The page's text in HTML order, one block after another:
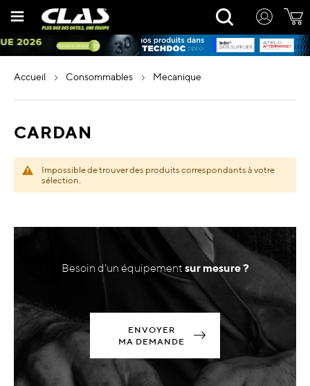
Rechercher
accueil consommables mecanique
CARDAN
Impossible de trouver des produits correspondants à votre
sélection.
Besoin d'un équipement sur mesure ?
ENVOYER
MA DEMANDE